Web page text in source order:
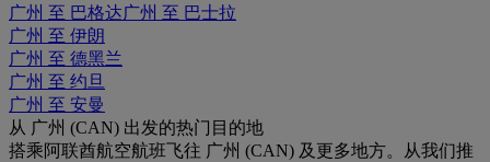
广州 至 巴格达广州 至 巴士拉
广州 至 伊朗
广州 至 德黑兰
广州 至 约旦
广州 至 安曼
从 广州 (CAN) 出发的热门目的地
搭乘阿联酋航空航班飞往 广州 (CAN) 及更多地方。从我们推